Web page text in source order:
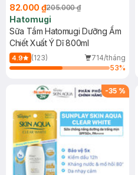
82.000 ₫205.000 ₫
Hatomugi
Sữa Tắm Hatomugi Dưỡng Ẩm
Chiết Xuất Ý Dĩ 800ml
4.9 (123)
714/tháng
53%
-35 %